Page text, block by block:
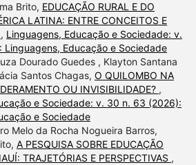
Brito, EDUCAÇÃO RURAL E DO
LATINA: ENTRE CONCEITOS E
, Linguagens, Educação e Sociedade: v.
Linguagens, Educação e Sociedade
Dourado Guedes , Klayton Santana
Santos Chagas, O QUILOMBO NA
OU INVISIBILIDADE? ,
e Sociedade: v. 30 n. 63 (2026):
e Sociedade
Melo da Rocha Nogueira Barros,
A PESQUISA SOBRE EDUCAÇÃO
TRAJETÓRIAS E PERSPECTIVAS ,